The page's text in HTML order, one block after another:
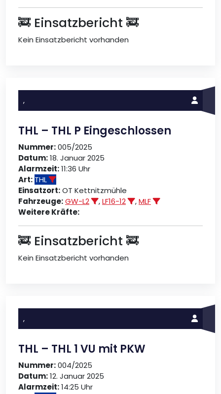
🚒 Einsatzbericht 🚒
Kein Einsatzbericht vorhanden
,
THL – THL P Eingeschlossen
Nummer:005/2025
Datum:18. Januar 2025
Alarmzeit:11:36 Uhr
Art: THL
Einsatzort:OT Kettnitzmühle
Fahrzeuge:GW-L2 ,LF16-12 ,MLF
Weitere Kräfte:
🚒 Einsatzbericht 🚒
Kein Einsatzbericht vorhanden
,
THL – THL 1 VU mit PKW
Nummer:004/2025
Datum:12. Januar 2025
Alarmzeit:14:25 Uhr